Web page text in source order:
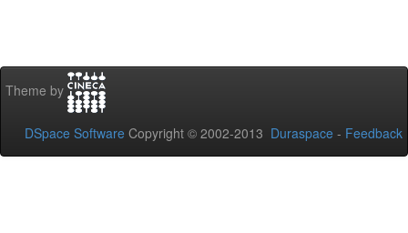
Theme by
DSpace Software Copyright © 2002-2013 Duraspace - Feedback